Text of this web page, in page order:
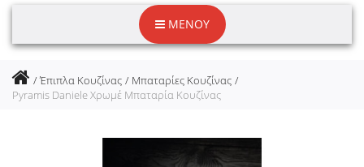
ΜΕΝΟΥ
Έπιπλα Κουζίνας
Μπαταρίες Κουζίνας
Pyramis Daniele Χρωμέ Μπαταρία Κουζίνας